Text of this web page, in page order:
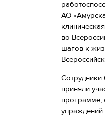
АО
во
шагов к
Сотрудники
приняли
программе,